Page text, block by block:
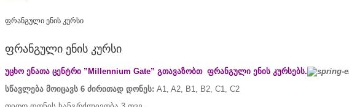
ფრანგული ენის კურსი
ფრანგული ენის კურსი
უცხო ენათა ცენტრი ”Millennium Gate” გთავაზობთფრანგული ენის კურსებს.
სწავლება მოიცავს 6 ძირითად დონეს: A1, A2, B1, B2, C1, C2